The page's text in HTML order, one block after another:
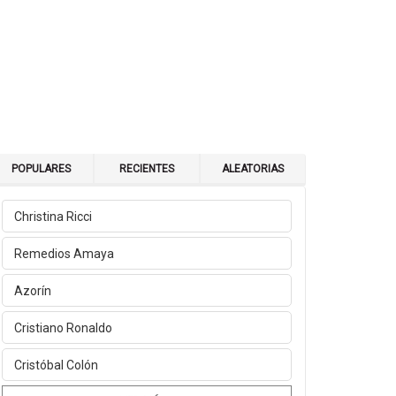
POPULARES RECIENTES ALEATORIAS
Christina Ricci
Remedios Amaya
Azorín
Cristiano Ronaldo
Cristóbal Colón